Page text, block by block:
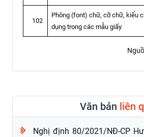
102
Phông (font) chữ, cỡ chữ, kiểu
dụng trong các mẫu giấy
Văn bản liên
Nghị định 80/2021/NĐ-CP